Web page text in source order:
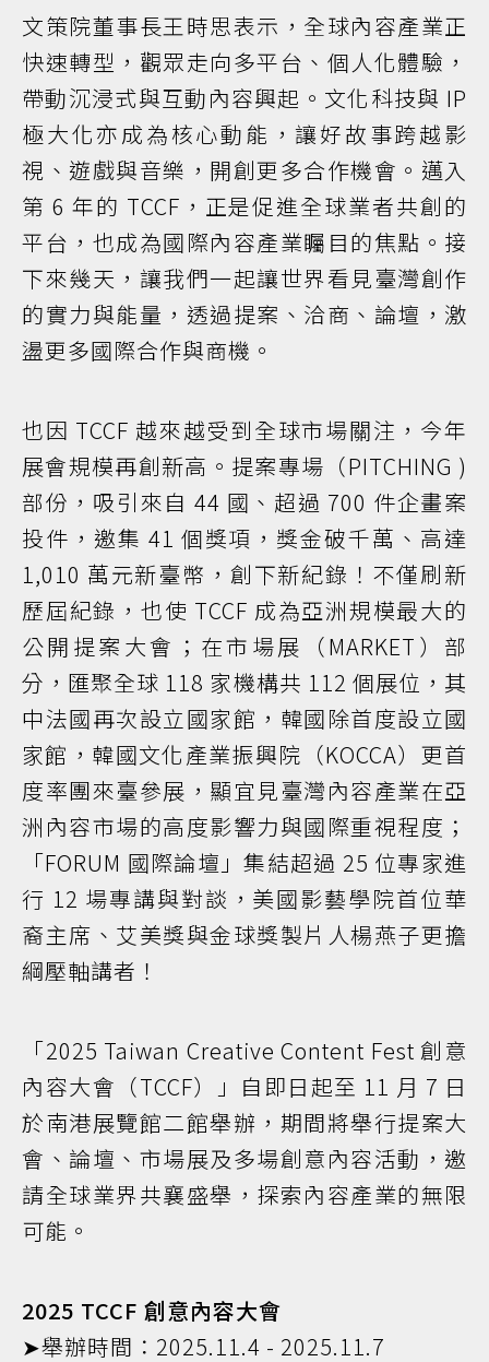
文策院董事長王時思表示，全球內容產業正
快速轉型，觀眾走向多平台、個人化體驗，
帶動沉浸式與互動內容興起。文化科技與 IP
極大化亦成為核心動能，讓好故事跨越影
視、遊戲與音樂，開創更多合作機會。邁入
第 6 年的 TCCF，正是促進全球業者共創的
平台，也成為國際內容產業矚目的焦點。接
下來幾天，讓我們一起讓世界看見臺灣創作
的實力與能量，透過提案、洽商、論壇，激
盪更多國際合作與商機。
也因 TCCF 越來越受到全球市場關注，今年
展會規模再創新高。提案專場（PITCHING )
部份，吸引來自 44 國、超過 700 件企畫案
投件，邀集 41 個獎項，獎金破千萬、高達
1,010 萬元新臺幣，創下新紀錄！不僅刷新
歷屆紀錄，也使 TCCF 成為亞洲規模最大的
公開提案大會；在市場展（MARKET）部
分，匯聚全球 118 家機構共 112 個展位，其
中法國再次設立國家館，韓國除首度設立國
家館，韓國文化產業振興院（KOCCA）更首
度率團來臺參展，顯宜見臺灣內容產業在亞
洲內容市場的高度影響力與國際重視程度；
「FORUM 國際論壇」集結超過 25 位專家進
行 12 場專講與對談，美國影藝學院首位華
裔主席、艾美獎與金球獎製片人楊燕子更擔
綱壓軸講者！
「2025 Taiwan Creative Content Fest 創意
內容大會（TCCF）」自即日起至 11 月 7 日
於南港展覽館二館舉辦，期間將舉行提案大
會、論壇、市場展及多場創意內容活動，邀
請全球業界共襄盛舉，探索內容產業的無限
可能。
2025 TCCF 創意內容大會
➤舉辦時間：2025.11.4 - 2025.11.7